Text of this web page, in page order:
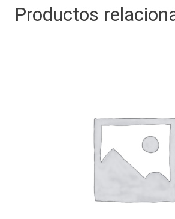
Productos